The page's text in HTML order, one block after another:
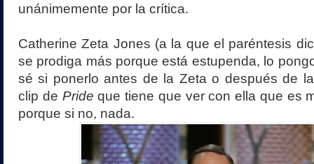
unánimemente por la crítica.
Catherine Zeta Jones (a la que el paréntesis
se prodiga más porque está estupenda, lo
sé si ponerlo antes de la Zeta o después de
clip de Pride que tiene que ver con ella que es
porque si no, nada.